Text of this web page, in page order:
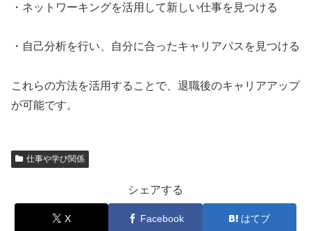
・ネットワーキングを活用して新しい仕事を見つける
・自己分析を行い、自分に合ったキャリアパスを見つける
これらの方法を活用することで、退職後のキャリアアップ
が可能です。
仕事や学び関係
シェアする
X Facebook はてブ